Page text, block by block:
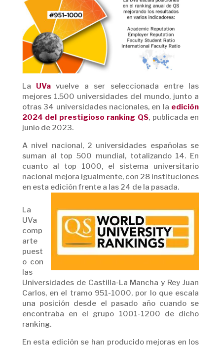
La UVa vuelve a ser seleccionada entre las
mejores 1.500 universidades del mundo, junto a
otras 34 universidades nacionales, en la edición
2024 del prestigioso ranking QS, publicada en
junio de 2023.
A nivel nacional, 2 universidades españolas se
suman al top 500 mundial, totalizando 14. En
cuanto al top 1000, el sistema universitario
nacional mejora igualmente, con 28 instituciones
en esta edición frente a las 24 de la pasada.
La
UVa
comp
arte
puest
o con
las
Universidades de Castilla-La Mancha y Rey Juan
Carlos, en el tramo 951-1000, por lo que escala
una posición desde el pasado año cuando se
encontraba en el grupo 1001-1200 de dicho
ranking.
En esta edición se han producido mejoras en los